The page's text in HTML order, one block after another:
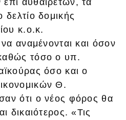
δομικής
κ.ο.κ.
αναμένονται και όσον
τόσο ο υπ.
όσο και ο
Θ.
ότι ο νέος φόρος θα
δικαιότερος. «Τις